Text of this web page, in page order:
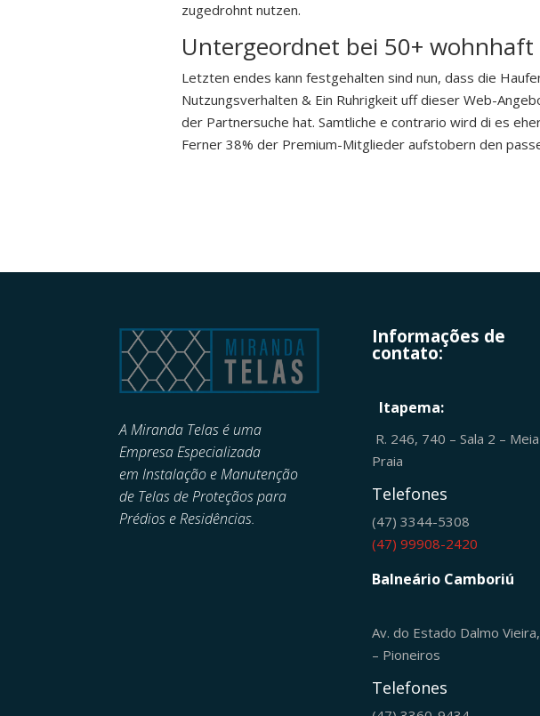
zugedrohnt nutzen.
Untergeordnet bei 50+
Letzten endes kann festgehalten sind nun, dass die
Nutzungsverhalten & Ein Ruhrigkeit uff dieser Web-
der Partnersuche hat. Samtliche e contrario wird di es
Ferner 38% der Premium-Mitglieder aufstobern den
A Miranda Telas é uma
Empresa Especializada
emInstalação e Manutenção
de Telas de Proteçãos para
Prédios e Residências.
Informações de
contato:
Itapema:
R. 246, 740 – Sala 2 – Meia
Praia
Telefones
(47) 3344-5308
(47) 99908-2420
Balneário Camboriú
Av. do Estado Dalmo
– Pioneiros
Telefones